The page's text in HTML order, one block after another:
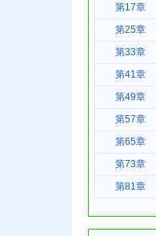
第17章
第25章
第33章
第41章
第49章
第57章
第65章
第73章
第81章